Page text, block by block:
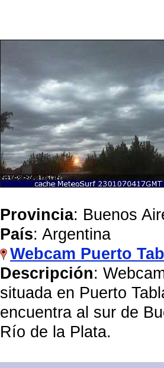
Provincia: Buenos
País: Argentina
Webcam Puerto
Descripción:
situada en Puerto
encuentra al sur de
Río de la Plata.